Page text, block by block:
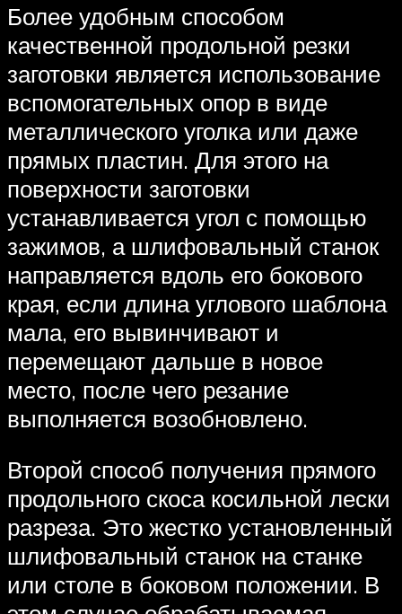
Более удобным способом
качественной продольной резки
заготовки является использование
вспомогательных опор в виде
металлического уголка или даже
прямых пластин. Для этого на
поверхности заготовки
устанавливается угол с помощью
зажимов, а шлифовальный станок
направляется вдоль его бокового
края, если длина углового шаблона
мала, его вывинчивают и
перемещают дальше в новое
место, после чего резание
выполняется возобновлено.
Второй способ получения прямого
продольного скоса косильной лески
разреза. Это жестко установленный
шлифовальный станок на станке
или столе в боковом положении. В